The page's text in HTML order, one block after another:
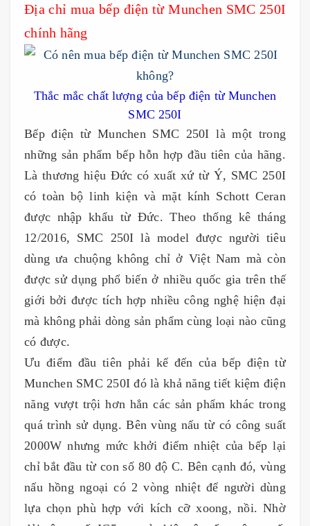
Địa chỉ mua bếp điện từ Munchen SMC 250I
chính hãng
Thắc mắc chất lượng của bếp điện từ Munchen
SMC 250I
Bếp điện từ Munchen SMC 250I là một trong
những sản phẩm bếp hỗn hợp đầu tiên của hãng.
Là thương hiệu Đức có xuất xứ từ Ý, SMC 250I
có toàn bộ linh kiện và mặt kính Schott Ceran
được nhập khẩu từ Đức. Theo thống kê tháng
12/2016, SMC 250I là model được người tiêu
dùng ưa chuộng không chỉ ở Việt Nam mà còn
được sử dụng phổ biến ở nhiều quốc gia trên thế
giới bởi được tích hợp nhiều công nghệ hiện đại
mà không phải dòng sản phẩm cùng loại nào cũng
có được.
Ưu điểm đầu tiên phải kể đến của bếp điện từ
Munchen SMC 250I đó là khả năng tiết kiệm điện
năng vượt trội hơn hẳn các sản phẩm khác trong
quá trình sử dụng. Bên vùng nấu từ có công suất
2000W nhưng mức khởi điểm nhiệt của bếp lại
chỉ bắt đầu từ con số 80 độ C. Bên cạnh đó, vùng
nấu hồng ngoại có 2 vòng nhiệt để người dùng
lựa chọn phù hợp với kích cỡ xoong, nồi. Nhờ